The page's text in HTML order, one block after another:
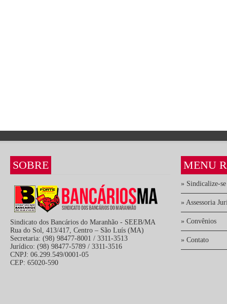
SOBRE
Sindicato dos Bancários do Maranhão - SEEB/MA
Rua do Sol, 413/417, Centro – São Luís (MA)
Secretaria: (98) 98477-8001 / 3311-3513
Jurídico: (98) 98477-5789 / 3311-3516
CNPJ: 06.299.549/0001-05
CEP: 65020-590
MENU
» Sindicalize-se
» Assessoria
» Convênios
» Contato